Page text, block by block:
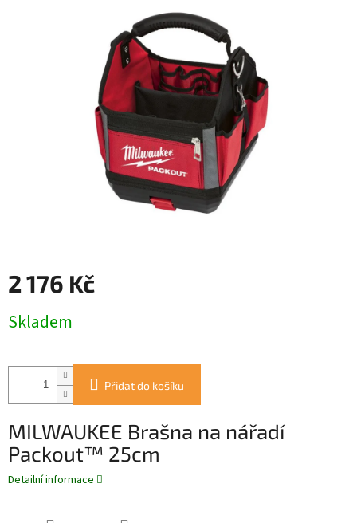
2 176 Kč
cena:
Skladem
Přidat do košíku
MILWAUKEE Brašna na nářadí
Packout™ 25cm
Detailní informace